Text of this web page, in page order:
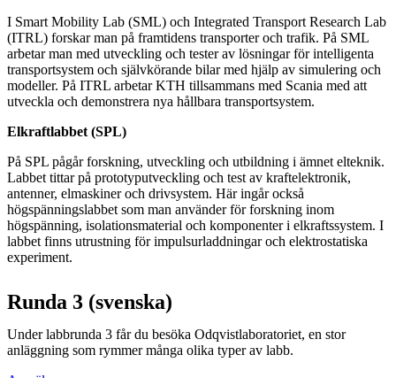
I Smart Mobility Lab (SML) och Integrated Transport Research Lab
(ITRL) forskar man på framtidens transporter och trafik. På SML
arbetar man med utveckling och tester av lösningar för intelligenta
transportsystem och självkörande bilar med hjälp av simulering och
modeller. På ITRL arbetar KTH tillsammans med Scania med att
utveckla och demonstrera nya hållbara transportsystem.
Elkraftlabbet (SPL)
På SPL pågår forskning, utveckling och utbildning i ämnet elteknik.
Labbet tittar på prototyputveckling och test av kraftelektronik,
antenner, elmaskiner och drivsystem. Här ingår också
högspänningslabbet som man använder för forskning inom
högspänning, isolationsmaterial och komponenter i elkraftssystem. I
labbet finns utrustning för impulsurladdningar och elektrostatiska
experiment.
Runda 3 (svenska)
Under labbrunda 3 får du besöka Odqvistlaboratoriet, en stor
anläggning som rymmer många olika typer av labb.